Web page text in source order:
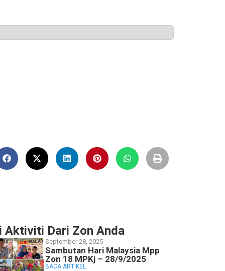
Aktiviti Dari Zon Anda
September 28, 2025
Sambutan Hari Malaysia Mpp
Zon 18 MPKj – 28/9/2025
BACA ARTIKEL